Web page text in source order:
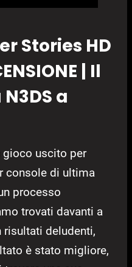
Stories HD
| Il
a
gioco uscito per
console di ultima
processo
trovati davanti a
deludenti,
è stato migliore,